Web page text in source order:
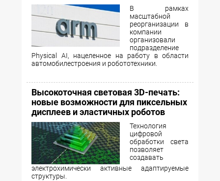
В рамках
масштабной
реорганизации в
компании
организовали
подразделение
Physical AI, нацеленное на работу в области
автомобилестроения и робототехники.
Высокоточная световая 3D-печать:
новые возможности для пиксельных
дисплеев и эластичных роботов
Технология
цифровой
обработки света
позволяет
создавать
электрохимически активные адаптируемые
структуры.